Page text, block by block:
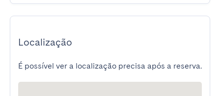
Localização
É possível ver a localização precisa após a reserva.